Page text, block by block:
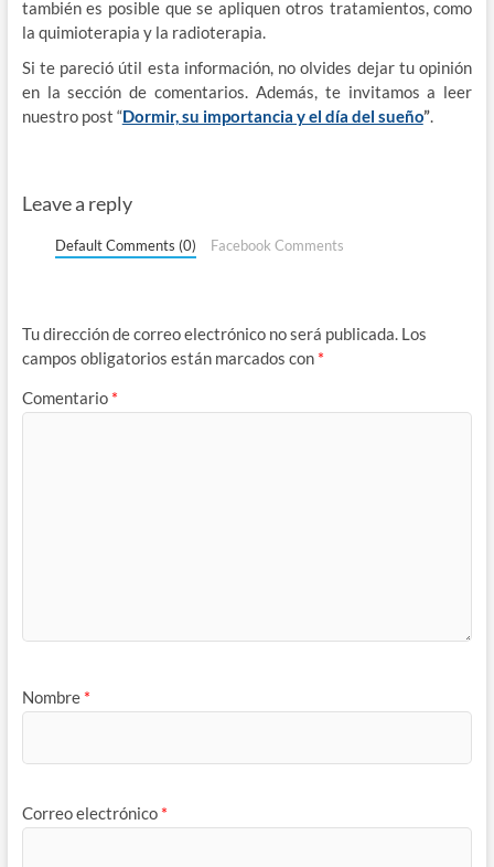
también es posible que se apliquen otros tratamientos, como
la quimioterapia y la radioterapia.
Si te pareció útil esta información, no olvides dejar tu opinión
en la sección de comentarios. Además, te invitamos a leer
nuestro post “Dormir, su importancia y el día del sueño”.
Leave a reply
Default Comments (0) Facebook Comments
Tu dirección de correo electrónico no será publicada. Los
campos obligatorios están marcados con *
Comentario *
Nombre *
Correo electrónico *